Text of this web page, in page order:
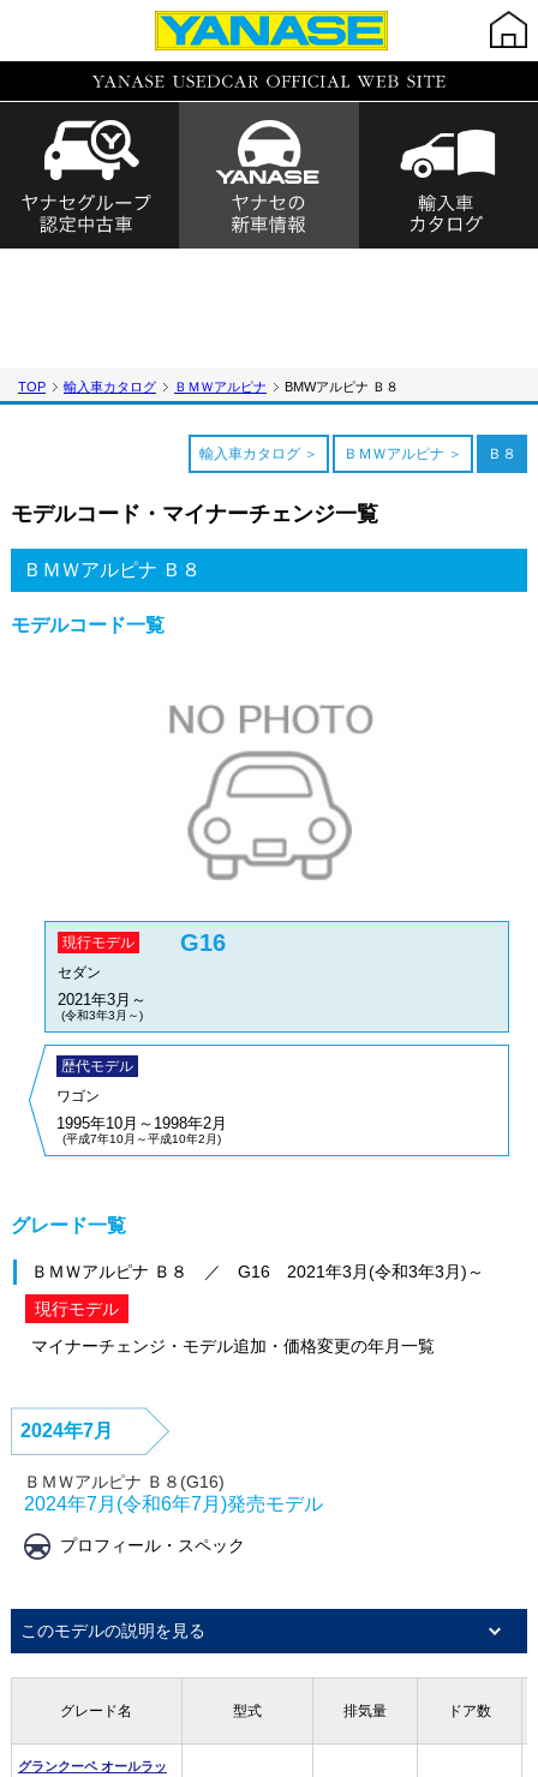
TOP 輸入車カタログ ＢＭＷアルピナ BMWアルピナ Ｂ８
輸入車カタログ ＢＭＷアルピナ Ｂ８
モデルコード・マイナーチェンジ一覧
ＢＭＷアルピナ Ｂ８
モデルコード一覧
現行モデル G16
セダン
2021年3月～
(令和3年3月～)
歴代モデル
ワゴン
1995年10月～1998年2月
(平成7年10月～平成10年2月)
グレード一覧
ＢＭＷアルピナ Ｂ８ ／ G16 2021年3月(令和3年3月)～
現行モデル
マイナーチェンジ・モデル追加・価格変更の年月一覧
2024年7月
ＢＭＷアルピナ Ｂ８(G16)
2024年7月(令和6年7月)発売モデル
プロフィール・スペック
このモデルの説明を見る
グレード名 型式 排気量 ドア数
グランクーペ オールラッ
グレード名 型式 排気量 ドア数
グランクーペ オールラッ
グレード名 型式 排気量 ドア数
グランクーペ オールラッ
グレード名 型式 排気量 ドア数
グランクーペ オールラッ